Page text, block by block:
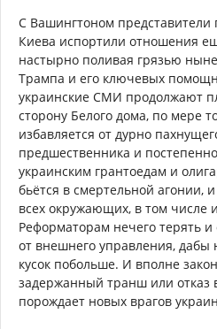
С Вашингтоном представители
Киева испортили отношения
настырно поливая грязью
Трампа и его ключевых
украинские СМИ продолжают
сторону Белого дома, по мере
избавляется от дурно
предшественника и
украинским грантоедам и
бьётся в смертельной агонии,
всех окружающих, в том числе
Реформаторам нечего терять
от внешнего управления, дабы
кусок побольше. И вполне
задержанный транш или отказ
порождает новых врагов